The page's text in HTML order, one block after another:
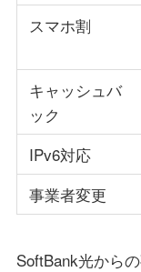
スマホ割
キャッシュバ
ック
IPv6対応
事業者変更
SoftBank光から